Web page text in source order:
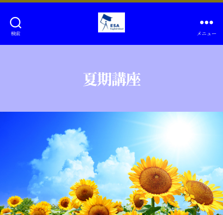
検索
学
受
一
生
の
英
語
力
強
メニュー
夏期講座